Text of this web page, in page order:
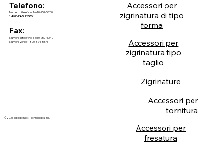
Telefono:
Numero di telefono: 1-610-759-5200
1-800-EAGLEROCK
Fax:
Numero di telefono: 1-610-759-4340
Numero verde 1-800-324-5376
© 2035 di Eagle Rock Technologies, Inc.
Accessori per
zigrinatura di tipo
forma
Accessori per
zigrinatura tipo
taglio
Zigrinature
Accessori per
tornitura
Accessori per
fresatura